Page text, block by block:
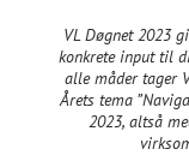
VL Døgnet 2023
konkrete input til
alle måder tager
Årets tema
2023, altså